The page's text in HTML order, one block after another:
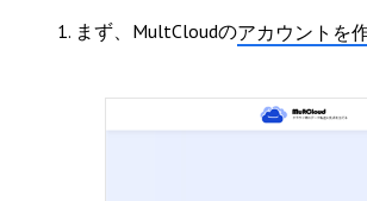
1. まず、MultCloudのアカウントを